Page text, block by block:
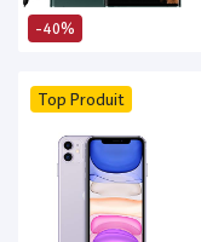
-40%
Top Produit